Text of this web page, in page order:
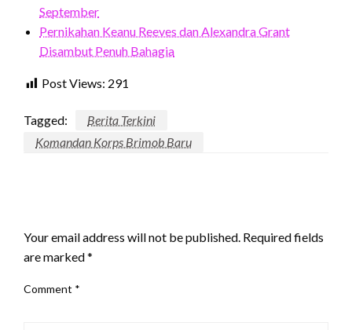
September
Pernikahan Keanu Reeves dan Alexandra Grant
Disambut Penuh Bahagia
Post Views: 291
Tagged:
Berita Terkini
Komandan Korps Brimob Baru
Your email address will not be published. Required fields
are marked*
Comment *